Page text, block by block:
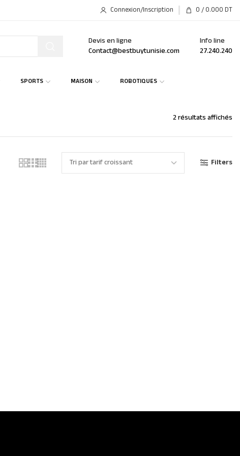
Connexion/Inscription 0 / 0.000 DT
Devis en ligne
Contact@bestbuytunisie.com
Info line
27.240.240
SPORTS MAISON
ROBOTIQUES
2 résultats affichés
Filters